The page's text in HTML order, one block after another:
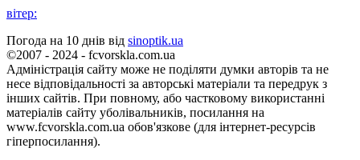
вітер:
Погода на 10 днів від sinoptik.ua
©2007 - 2024 - fcvorskla.com.ua
Адміністрація сайту може не поділяти думки авторів та не
несе відповідальності за авторські матеріали та передрук з
інших сайтів. При повному, або частковому використанні
матеріалів сайту уболівальників, посилання на
www.fcvorskla.com.ua обов'язкове (для інтернет-ресурсів
гіперпосилання).